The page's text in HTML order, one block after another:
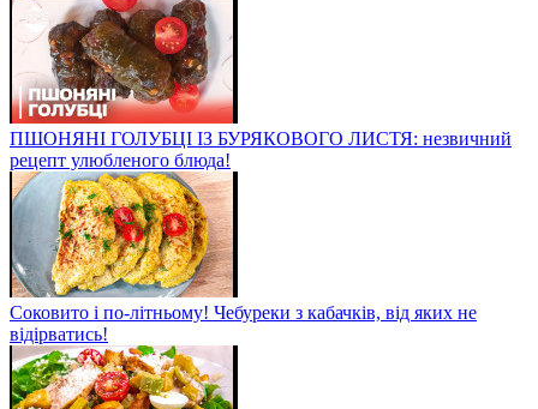
ПШОНЯНІ ГОЛУБЦІ ІЗ БУРЯКОВОГО ЛИСТЯ: незвичний
рецепт улюбленого блюда!
Соковито і по-літньому! Чебуреки з кабачків, від яких не
відірватись!